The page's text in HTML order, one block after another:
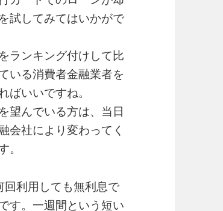
試してみてはいかがで
ランキング付けして比
いる消費者金融業者を
いいですね。
望んでいる方は、当日
会社により変わってく
利用しても無利息で
す。一週間という短い